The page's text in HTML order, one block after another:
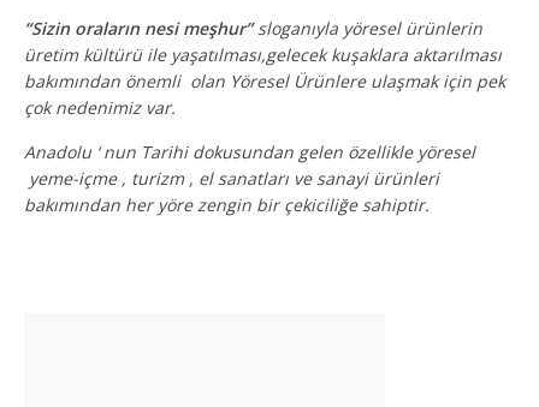
“Sizin oraların nesi meşhur”sloganıyla yöresel ürünlerin
üretim kültürü ile yaşatılması,gelecek kuşaklara aktarılması
bakımından önemli olan Yöresel Ürünlere ulaşmak için pek
çok nedenimiz var.
Anadolu ‘ nun Tarihi dokusundan gelen özellikle yöresel
yeme-içme , turizm , el sanatları ve sanayi ürünleri
bakımından her yöre zengin bir çekiciliğe sahiptir.